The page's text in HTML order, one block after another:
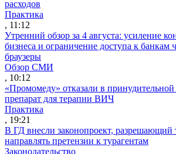
расходов
Практика
, 11:12
Утренний обзор за 4 августа: усиление
бизнеса и ограничение доступа к банкам
браузеры
Обзор СМИ
, 10:12
«Промомеду» отказали в
препарат для терапии ВИЧ
Практика
, 19:21
В ГД внесли законопроект, разрешающий
направлять претензии к турагентам
Законодательство